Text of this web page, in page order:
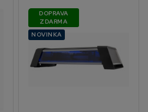
DOPRAVA
ZDARMA
NOVINKA